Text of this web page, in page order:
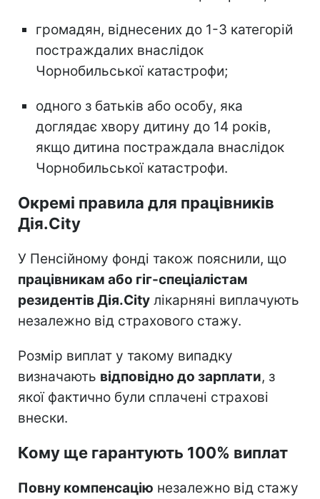
громадян, віднесених до 1-3 категорій
постраждалих внаслідок
Чорнобильської катастрофи;
одного з батьків або особу, яка
доглядає хвору дитину до 14 років,
якщо дитина постраждала внаслідок
Чорнобильської катастрофи.
Окремі правила для працівників
Дія.City
У Пенсійному фонді також пояснили, що
працівникам або гіг-спеціалістам
резидентів Дія.City лікарняні виплачують
незалежно від страхового стажу.
Розмір виплат у такому випадку
визначають відповідно до зарплати, з
якої фактично були сплачені страхові
внески.
Кому ще гарантують 100% виплат
Повну компенсацію незалежно від стажу